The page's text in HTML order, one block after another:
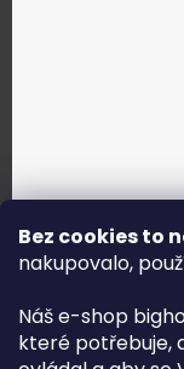
Bez cookies to
nakupovalo,
Náš e-shop
které potřebuje,